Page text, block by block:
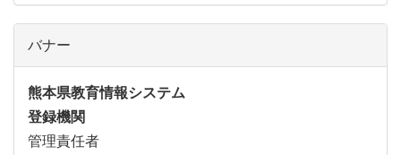
バナー
熊本県教育情報システム
登録機関
管理責任者